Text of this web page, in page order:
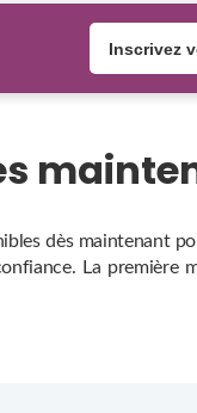
Inscrivez
dès maintenant
La première